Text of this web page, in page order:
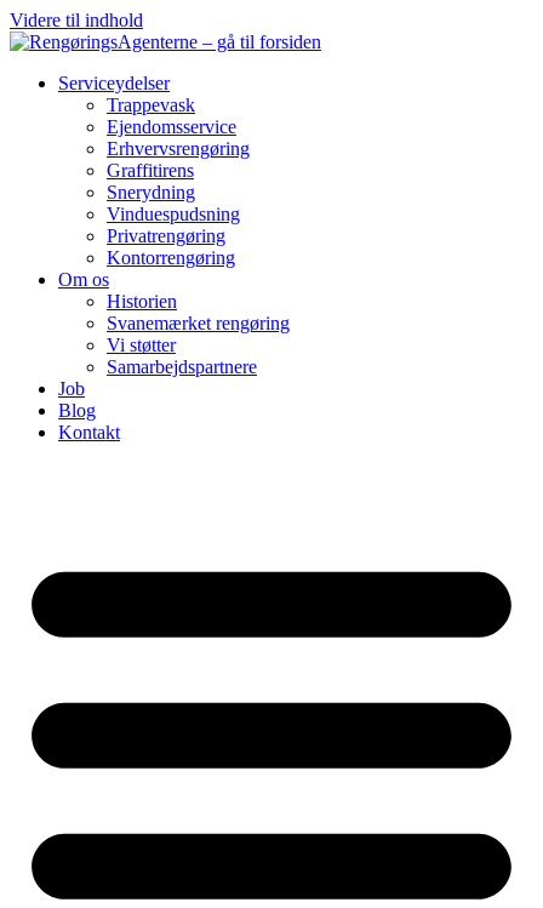
Videre til indhold
Serviceydelser
Trappevask
Ejendomsservice
Erhvervsrengøring
Graffitirens
Snerydning
Vinduespudsning
Privatrengøring
Kontorrengøring
Om os
Historien
Svanemærket rengøring
Vi støtter
Samarbejdspartnere
Job
Blog
Kontakt